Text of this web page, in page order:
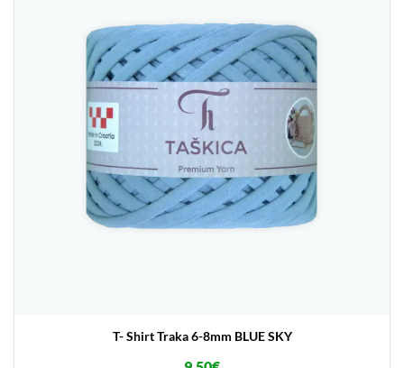
T- Shirt Traka 6-8mm BLUE SKY